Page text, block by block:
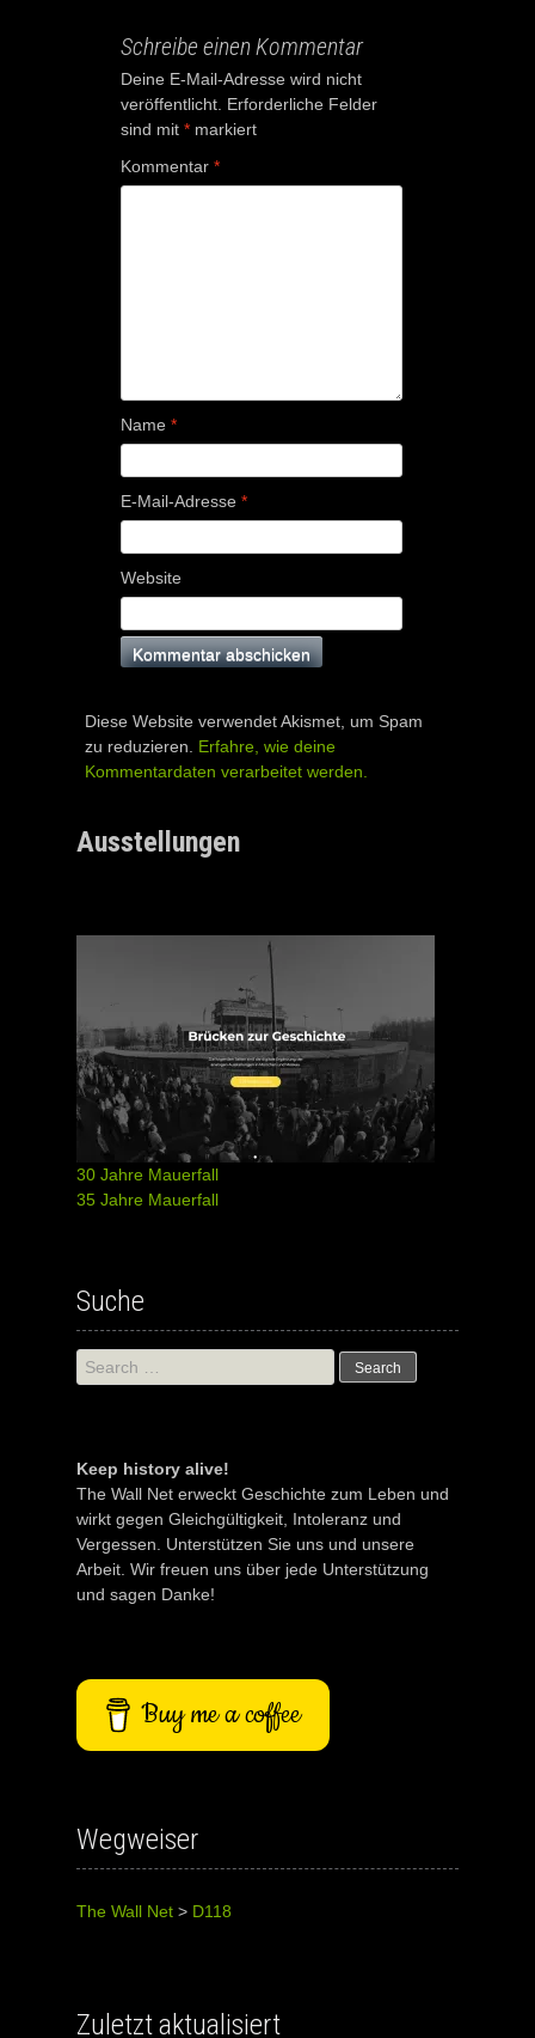
Schreibe einen Kommentar
Deine E-Mail-Adresse wird nicht
veröffentlicht. Erforderliche Felder
sind mit * markiert
Kommentar *
Name *
E-Mail-Adresse *
Website
Diese Website verwendet Akismet, um Spam
zu reduzieren. Erfahre, wie deine
Kommentardaten verarbeitet werden.
Ausstellungen
30 Jahre Mauerfall
35 Jahre Mauerfall
Suche
Search
for:
Keep history alive!
The Wall Net erweckt Geschichte zum Leben und
wirkt gegen Gleichgültigkeit, Intoleranz und
Vergessen. Unterstützen Sie uns und unsere
Arbeit. Wir freuen uns über jede Unterstützung
und sagen Danke!
Buy me a coffee
Wegweiser
The Wall Net > D118
Zuletzt aktualisiert